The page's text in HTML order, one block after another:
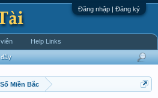
Đăng nhập | Đăng ký
Miền Bắc
Help Links